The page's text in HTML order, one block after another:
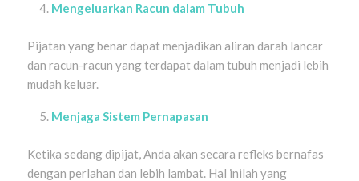
Mengeluarkan Racun dalam Tubuh
Pijatan yang benar dapat menjadikan aliran darah lancar
dan racun-racun yang terdapat dalam tubuh menjadi lebih
mudah keluar.
Menjaga Sistem Pernapasan
Ketika sedang dipijat, Anda akan secara refleks bernafas
dengan perlahan dan lebih lambat. Hal inilah yang